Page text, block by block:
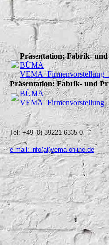
Präsentation: Fabrik-
BÜMA
Präsentation: Fabrik- und
BÜMA
Tel: +49 (0) 39221 6335 0
e-mail: info(at)vema-online.de